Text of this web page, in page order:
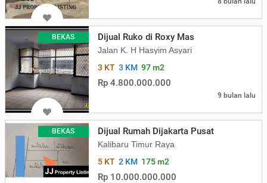
BEKAS Dijual Ruko di Roxy Mas
Jalan K. H Hasyim Asyari
3 KT 3 KM 97 m2
Rp 4.800.000.000
9 bulan lalu
BEKAS Dijual Rumah Dijakarta Pusat
Kalibaru Timur Raya
5 KT 2 KM 175 m2
Rp 10.000.000.000